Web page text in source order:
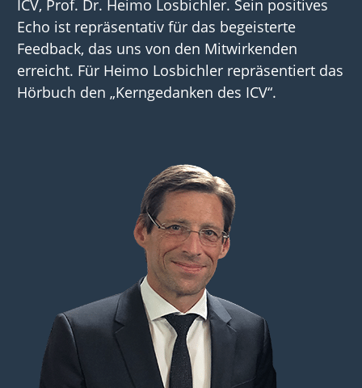
ICV, Prof. Dr. Heimo Losbichler. Sein positives
Echo ist repräsentativ für das begeisterte
Feedback, das uns von den Mitwirkenden
erreicht. Für Heimo Losbichler repräsentiert das
Hörbuch den „Kerngedanken des ICV“.